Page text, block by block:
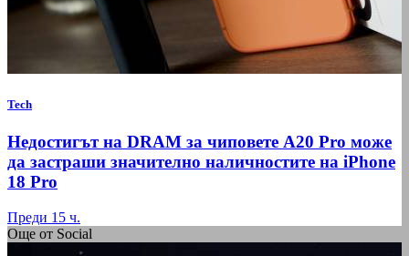
Tech
Недостигът на DRAM за чиповете A20 Pro може
да застраши значително наличностите на iPhone
18 Pro
Преди 15 ч.
Още от Social